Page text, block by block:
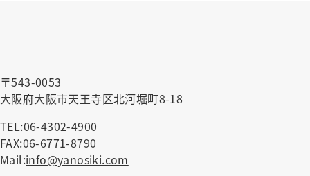
〒543-0053
大阪府大阪市天王寺区北河堀町8-18
TEL:06-4302-4900
FAX:06-6771-8790
Mail:info@yanosiki.com